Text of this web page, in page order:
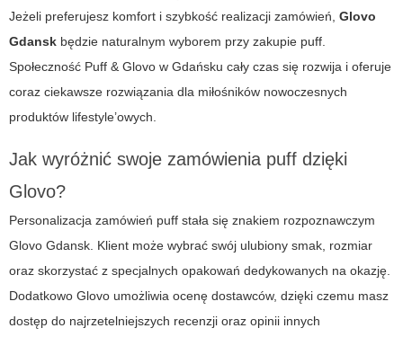
Jeżeli preferujesz komfort i szybkość realizacji zamówień, Glovo
Gdansk będzie naturalnym wyborem przy zakupie puff.
Społeczność Puff & Glovo w Gdańsku cały czas się rozwija i oferuje
coraz ciekawsze rozwiązania dla miłośników nowoczesnych
produktów lifestyle’owych.
Jak wyróżnić swoje zamówienia puff dzięki
Glovo?
Personalizacja zamówień puff stała się znakiem rozpoznawczym
Glovo Gdansk . Klient może wybrać swój ulubiony smak, rozmiar
oraz skorzystać z specjalnych opakowań dedykowanych na okazję.
Dodatkowo Glovo umożliwia ocenę dostawców, dzięki czemu masz
dostęp do najrzetelniejszych recenzji oraz opinii innych